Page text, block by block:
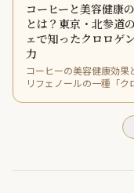
コーヒーと美容健康
とは？東京・北参道
ェで知ったクロロゲ
力
コーヒーの美容健康効果
リフェノールの一種「ク
す。東京・北参道のGreen
Beans Coffeeでスペシャ